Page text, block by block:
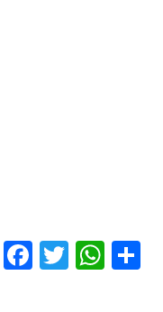
Fa
ce
T
wi
W
h